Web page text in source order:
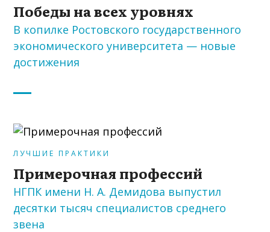
Победы на всех уровнях
В копилке Ростовского государственного
экономического университета — новые
достижения
ЛУЧШИЕ ПРАКТИКИ
Примерочная профессий
НГПК имени Н. А. Демидова выпустил
десятки тысяч специалистов среднего
звена